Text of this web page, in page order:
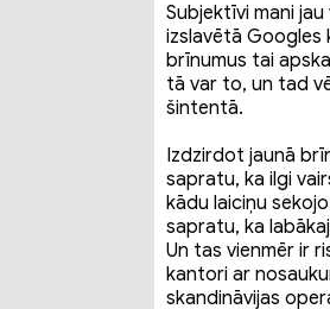
Subjektīvi mani
izslavētā Googles
brīnumus tai
tā var to, un tad
šintentā.
Izdzirdot jaunā
sapratu, ka ilgi
kādu laiciņu
sapratu, ka
Un tas vienmēr ir
kantori ar
skandināvijas